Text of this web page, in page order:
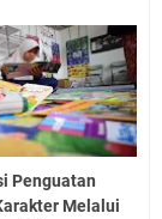
Penguatan
Melalui